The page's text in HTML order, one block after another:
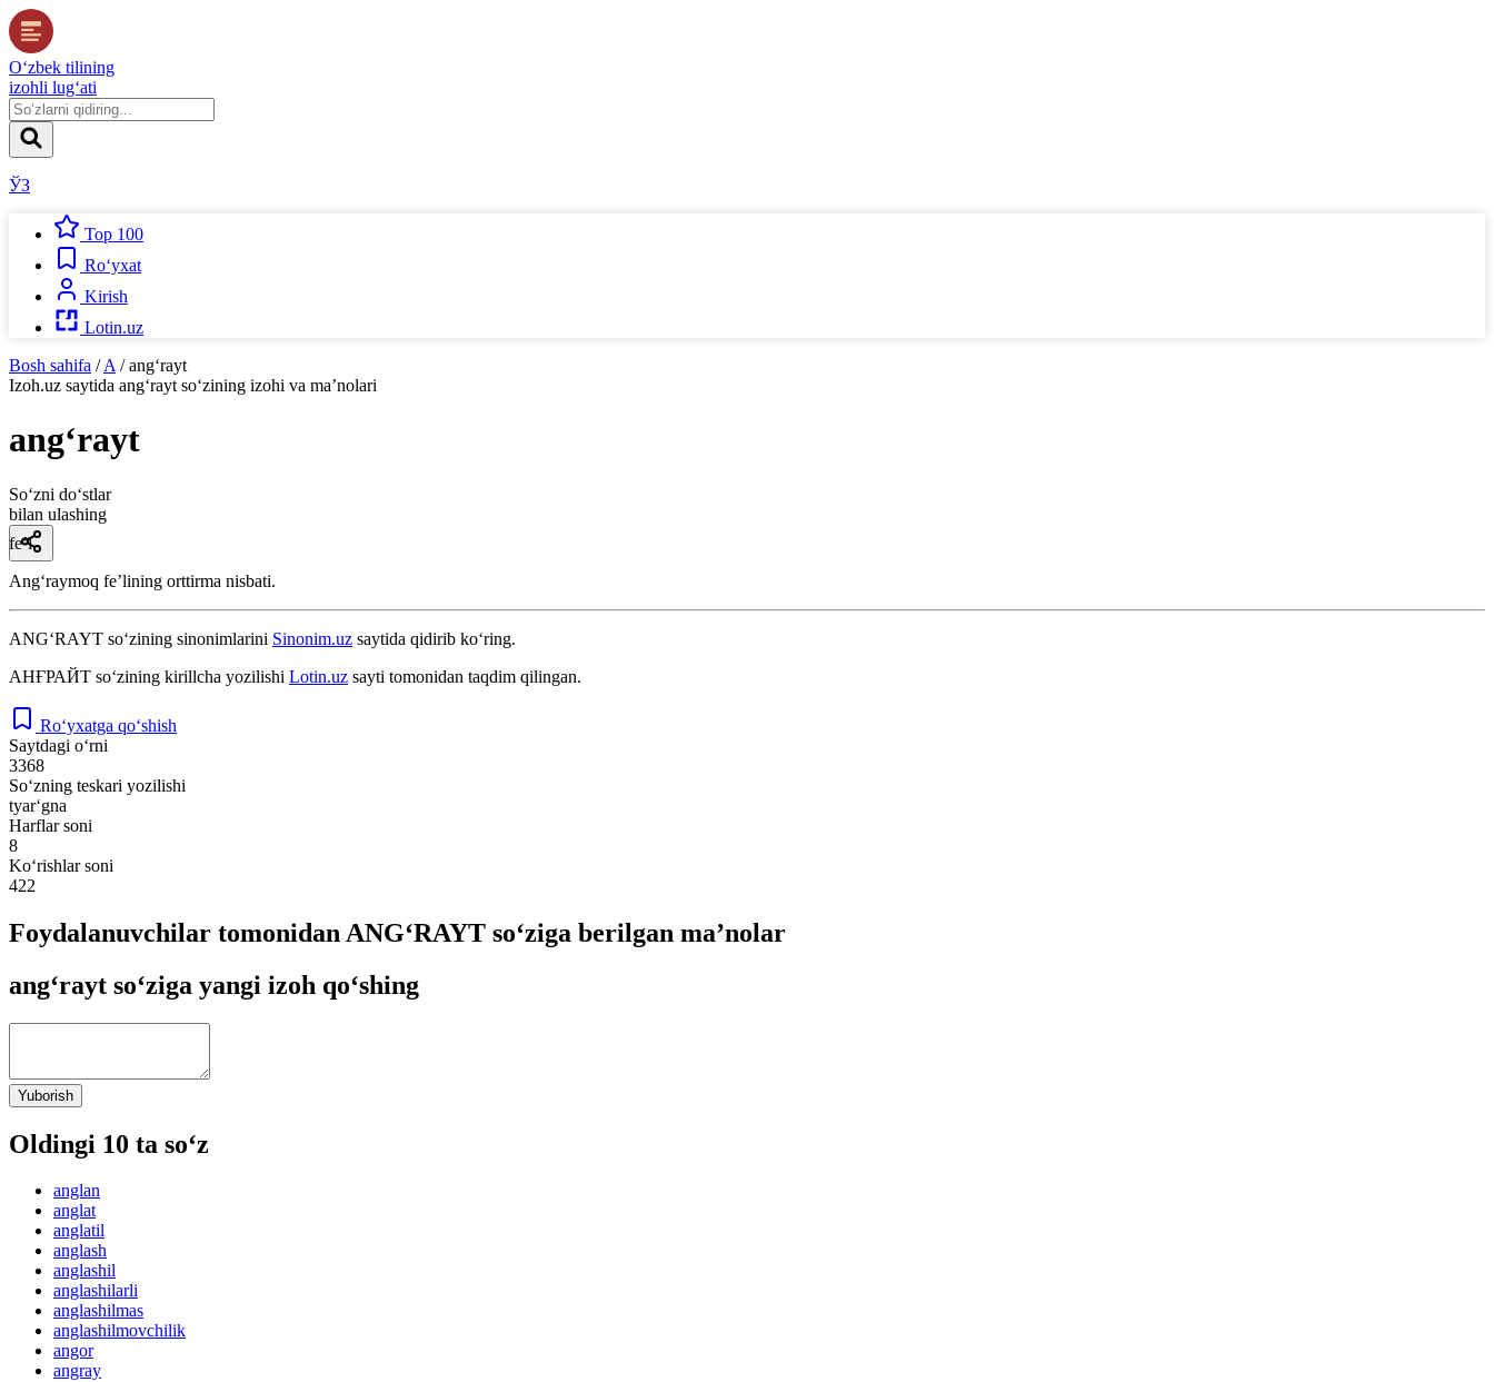
O‘zbek tilining
izohli lug‘ati
ЎЗ
Top 100
Ro‘yxat
Kirish
Lotin.uz
Bosh sahifa / A / ang‘rayt
Izoh.uz saytida ang‘rayt so‘zining izohi va ma’nolari
ang‘rayt
So‘zni do‘stlar
bilan ulashing
fe’l
Angʻraymoq feʼlining orttirma nisbati.
ANG‘RAYT so‘zining sinonimlarini Sinonim.uz saytida qidirib ko‘ring.
АНҒРАЙТ so‘zining kirillcha yozilishi Lotin.uz sayti tomonidan taqdim qilingan.
Ro‘yxatga qo‘shish
Saytdagi o‘rni
3368
So‘zning teskari yozilishi
tyar‘gna
Harflar soni
8
Ko‘rishlar soni
422
Foydalanuvchilar tomonidan ANG‘RAYT so‘ziga berilgan ma’nolar
ang‘rayt so‘ziga yangi izoh qo‘shing
Yuborish
Oldingi 10 ta so‘z
anglan
anglat
anglatil
anglash
anglashil
anglashilarli
anglashilmas
anglashilmovchilik
angor
angray